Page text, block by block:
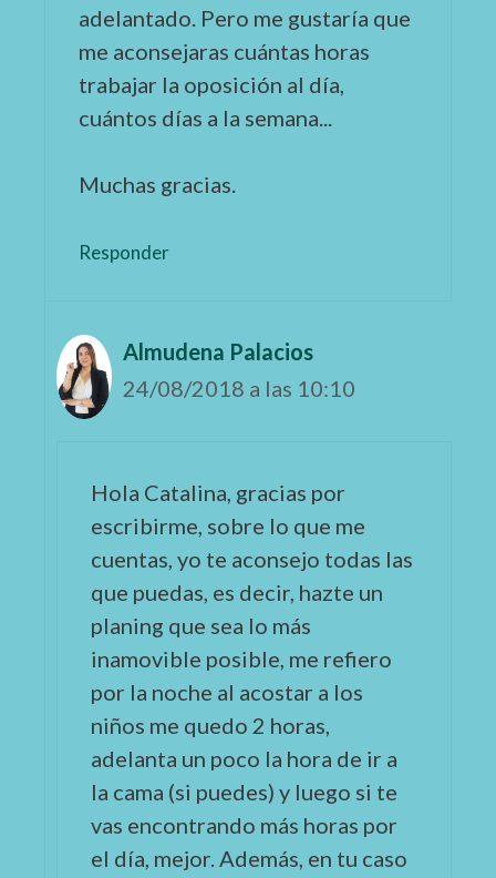
adelantado. Pero me gustaría que
me aconsejaras cuántas horas
trabajar la oposición al día,
cuántos días a la semana...
Muchas gracias.
Responder
Almudena Palacios
24/08/2018 a las 10:10
Hola Catalina, gracias por
escribirme, sobre lo que me
cuentas, yo te aconsejo todas las
que puedas, es decir, hazte un
planing que sea lo más
inamovible posible, me refiero
por la noche al acostar a los
niños me quedo 2 horas,
adelanta un poco la hora de ir a
la cama (si puedes) y luego si te
vas encontrando más horas por
el día, mejor. Además, en tu caso